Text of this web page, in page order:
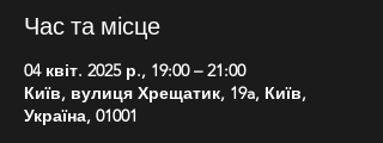
Час та місце
04 квіт. 2025 р., 19:00 – 21:00
Київ, вулиця Хрещатик, 19a, Київ,
Україна, 01001